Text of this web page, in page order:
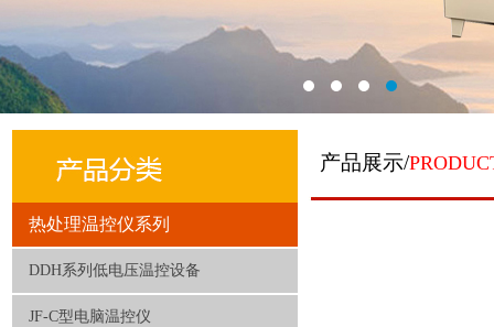
热处理温控仪系列
DDH系列低电压温控设备
JF-C型电脑温控仪
产品展示/